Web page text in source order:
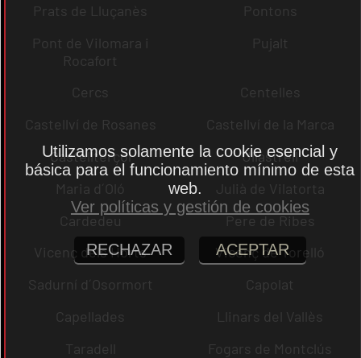
Prats de Lluçanès
Pontons
Pont de Vilomara i
Rocafort
Pujalt
Cercs
Centelles
Castellví de Rosanes
Castellví de la Marca
Castellterçol
Ullastrell
Maria d´Oló
Julià de Vilatorta
Cardedeu
Pere de Ribes
Vicenç dels Horts
Vicenç de Torelló
Sadurní d´Osormort
Capolat
Capellades
Llinars del Vallès
Taradell
Fogars de Montclús
Utilizamos solamente la cookie esencial y
básica para el funcionamiento mínimo de esta
web.
Ver políticas y gestión de cookies
RECHAZAR ACEPTAR